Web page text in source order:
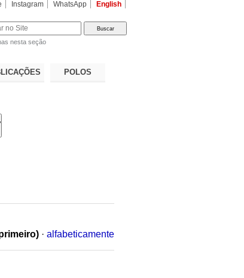
Instagram WhatsApp English
nesta seção
POLOS
· alfabeticamente